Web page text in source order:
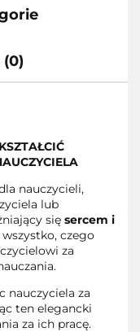
nauczycieli,
lub
się sercem i
czego
za
nauczyciela za
ten elegancki
za ich pracę.